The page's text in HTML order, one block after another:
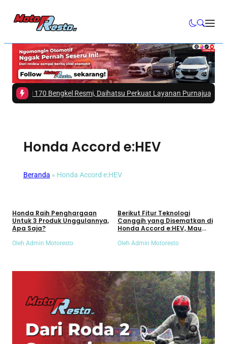
dari 170 Bengkel Resmi, Daihatsu Perkuat Layanan Purnajual|#3 -
Honda Accord e:HEV
Beranda » Honda Accord e:HEV
Honda Raih Penghargaan
Untuk 3 Produk Unggulannya,
Apa Saja?
Oleh Admin Motoresto
Berikut Fitur Teknologi
Canggih yang Disematkan di
Honda Accord e:HEV, Mau
Oleh Admin Motoresto